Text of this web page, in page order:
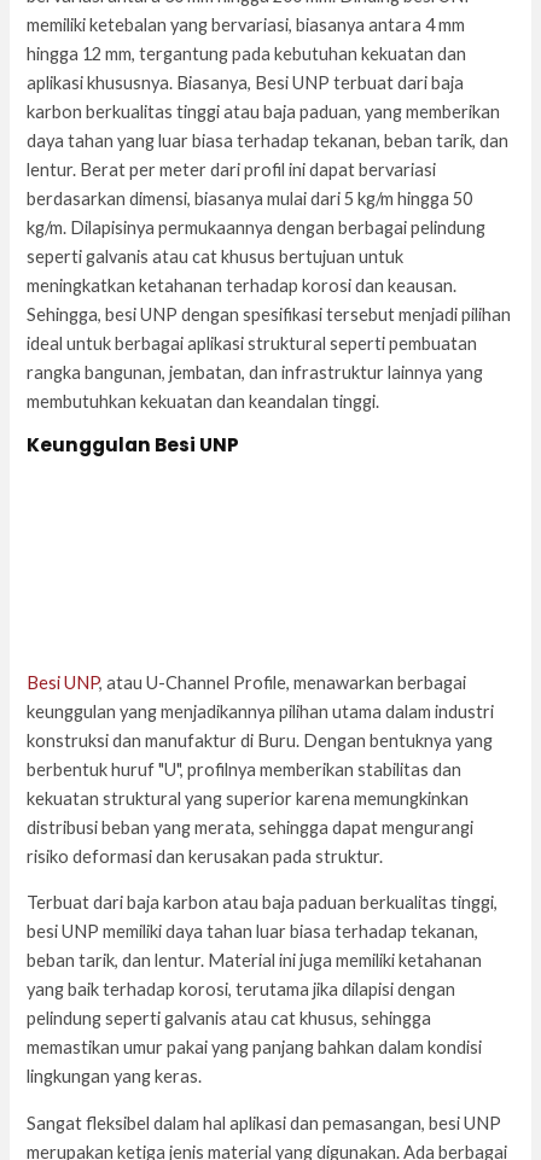
memiliki ketebalan yang bervariasi, biasanya antara 4 mm
hingga 12 mm, tergantung pada kebutuhan kekuatan dan
aplikasi khususnya. Biasanya, Besi UNP terbuat dari baja
karbon berkualitas tinggi atau baja paduan, yang memberikan
daya tahan yang luar biasa terhadap tekanan, beban tarik, dan
lentur. Berat per meter dari profil ini dapat bervariasi
berdasarkan dimensi, biasanya mulai dari 5 kg/m hingga 50
kg/m. Dilapisinya permukaannya dengan berbagai pelindung
seperti galvanis atau cat khusus bertujuan untuk
meningkatkan ketahanan terhadap korosi dan keausan.
Sehingga, besi UNP dengan spesifikasi tersebut menjadi pilihan
ideal untuk berbagai aplikasi struktural seperti pembuatan
rangka bangunan, jembatan, dan infrastruktur lainnya yang
membutuhkan kekuatan dan keandalan tinggi.
Keunggulan Besi UNP
Besi UNP, atau U-Channel Profile, menawarkan berbagai
keunggulan yang menjadikannya pilihan utama dalam industri
konstruksi dan manufaktur di Buru. Dengan bentuknya yang
berbentuk huruf "U", profilnya memberikan stabilitas dan
kekuatan struktural yang superior karena memungkinkan
distribusi beban yang merata, sehingga dapat mengurangi
risiko deformasi dan kerusakan pada struktur.
Terbuat dari baja karbon atau baja paduan berkualitas tinggi,
besi UNP memiliki daya tahan luar biasa terhadap tekanan,
beban tarik, dan lentur. Material ini juga memiliki ketahanan
yang baik terhadap korosi, terutama jika dilapisi dengan
pelindung seperti galvanis atau cat khusus, sehingga
memastikan umur pakai yang panjang bahkan dalam kondisi
lingkungan yang keras.
Sangat fleksibel dalam hal aplikasi dan pemasangan, besi UNP
merupakan ketiga jenis material yang digunakan. Ada berbagai